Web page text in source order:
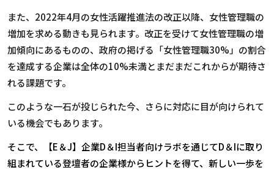
また、2022年4月の女性活躍推進法の改正以降、 女性管理職の
増加を求める動きも見られます。 改正を受けて女性管理職の増
加傾向にあるものの、政府の掲げる「女性管理職30%」の割合
を達成する企業は全体の10%未満とまだまだこれからが期待さ
れる課題です。
このような一石が投じられた今、 さらに対応に目が向けられて
いる機会でもあります。
そこで、【E＆J】企業D＆I担当者向けラボを通じてD＆Iに取り
組まれている登壇者の企業様からヒントを得て、 新しい一歩を